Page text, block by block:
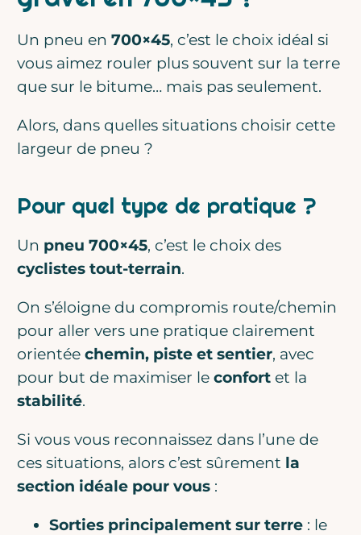
Un pneu en700×45, c’est le choix idéal si
vous aimez rouler plus souvent sur la terre
que sur le bitume… mais pas seulement.
Alors, dans quelles situations choisir cette
largeur de pneu ?
Pour quel type de pratique ?
Un pneu 700×45, c’est le choix des
cyclistes tout-terrain.
On s’éloigne du compromis route/chemin
pour aller vers une pratique clairement
orientéechemin, piste et sentier, avec
pour but de maximiser leconfort et la
stabilité.
Si vous vous reconnaissez dans l’une de
ces situations, alors c’est sûrement la
section idéale pour vous :
Sorties principalement sur terre : le
J’accepte de recevoir la Newsletter